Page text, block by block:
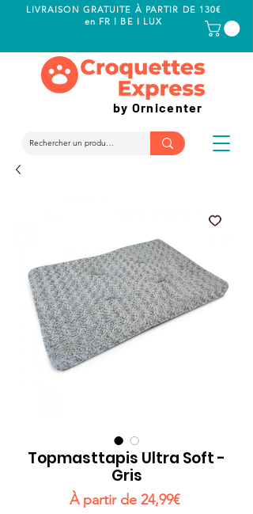
LIVRAISON GRATUITE À PARTIR DE 130€
en FR I BE I LUX
by Ornicenter
Topmasttapis Ultra Soft -
Gris
À partir de 24,99€Prix